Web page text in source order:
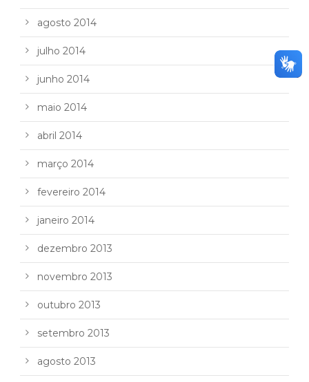
agosto 2014
julho 2014
junho 2014
maio 2014
abril 2014
março 2014
fevereiro 2014
janeiro 2014
dezembro 2013
novembro 2013
outubro 2013
setembro 2013
agosto 2013